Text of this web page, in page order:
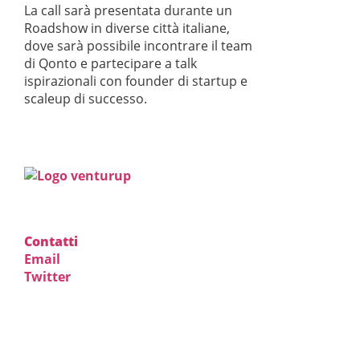
La call sarà presentata durante un
Roadshow in diverse città italiane,
dove sarà possibile incontrare il team
di Qonto e partecipare a talk
ispirazionali con founder di startup e
scaleup di successo.
Contatti
Email
Twitter